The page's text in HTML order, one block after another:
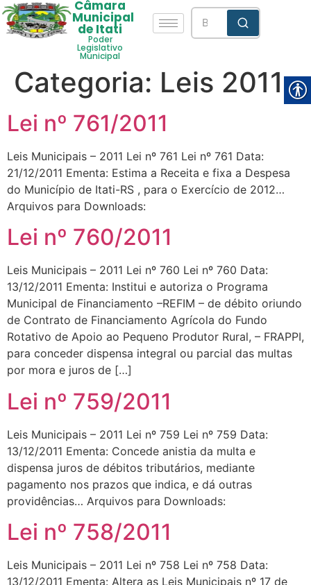
Câmara
Municipal
de Itati
Poder
Legislativo
Municipal
Categoria: Leis 2011
Lei nº 761/2011
Leis Municipais – 2011 Lei nº 761 Lei nº 761 Data:
21/12/2011 Ementa: Estima a Receita e fixa a Despesa
do Município de Itati-RS , para o Exercício de 2012…
Arquivos para Downloads:
Lei nº 760/2011
Leis Municipais – 2011 Lei nº 760 Lei nº 760 Data:
13/12/2011 Ementa: Institui e autoriza o Programa
Municipal de Financiamento –REFIM – de débito oriundo
de Contrato de Financiamento Agrícola do Fundo
Rotativo de Apoio ao Pequeno Produtor Rural, – FRAPPI,
para conceder dispensa integral ou parcial das multas
por mora e juros de […]
Lei nº 759/2011
Leis Municipais – 2011 Lei nº 759 Lei nº 759 Data:
13/12/2011 Ementa: Concede anistia da multa e
dispensa juros de débitos tributários, mediante
pagamento nos prazos que indica, e dá outras
providências… Arquivos para Downloads:
Lei nº 758/2011
Leis Municipais – 2011 Lei nº 758 Lei nº 758 Data:
13/12/2011 Ementa: Altera as Leis Municipais nº 17 de